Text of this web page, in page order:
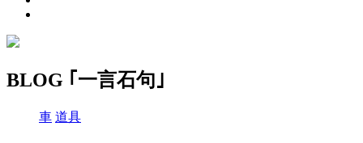
BLOG ｢一言石句｣
車 道具